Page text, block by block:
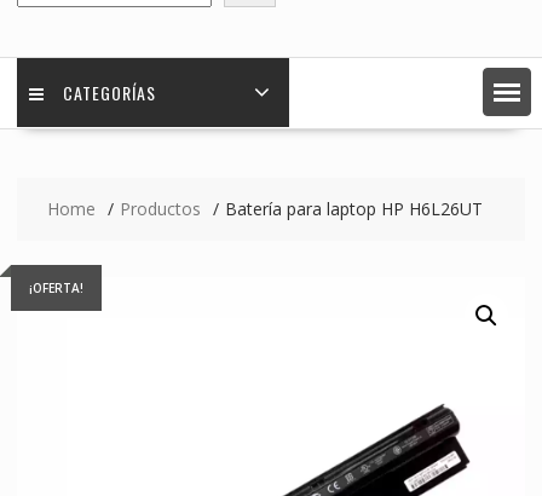
CATEGORÍAS
Home Productos Batería para laptop HP H6L26UT
¡OFERTA!